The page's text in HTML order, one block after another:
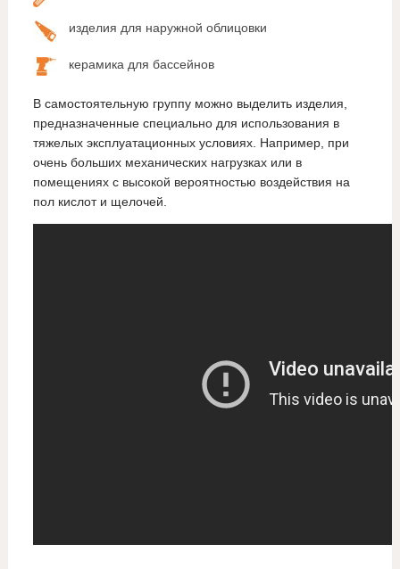
изделия для наружной облицовки
керамика для бассейнов
В самостоятельную группу можно выделить изделия,
предназначенные специально для использования в
тяжелых эксплуатационных условиях. Например, при
очень больших механических нагрузках или в
помещениях с высокой вероятностью воздействия на
пол кислот и щелочей.